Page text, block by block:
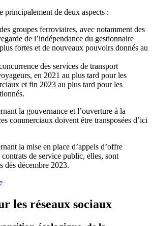
de deux aspects :
groupes ferroviaires, avec notamment des
de l’indépendance du gestionnaire
fortes et de nouveaux pouvoirs donnés au
des services de transport
en 2021 au plus tard pour les
et fin 2023 au plus tard pour les
la gouvernance et l’ouverture à la
commerciaux doivent être transposées d’ici
la mise en place d’appels d’offre
de service public, elles, sont
dès décembre 2023.
les réseaux sociaux